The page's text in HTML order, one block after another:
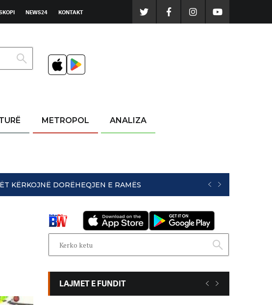
NEWS24 KONTAKT
METROPOL ANALIZA
KËRKOJNË DORËHEQJEN E RAMËS PREVIOUS
NEXT
LAJMET E FUNDIT